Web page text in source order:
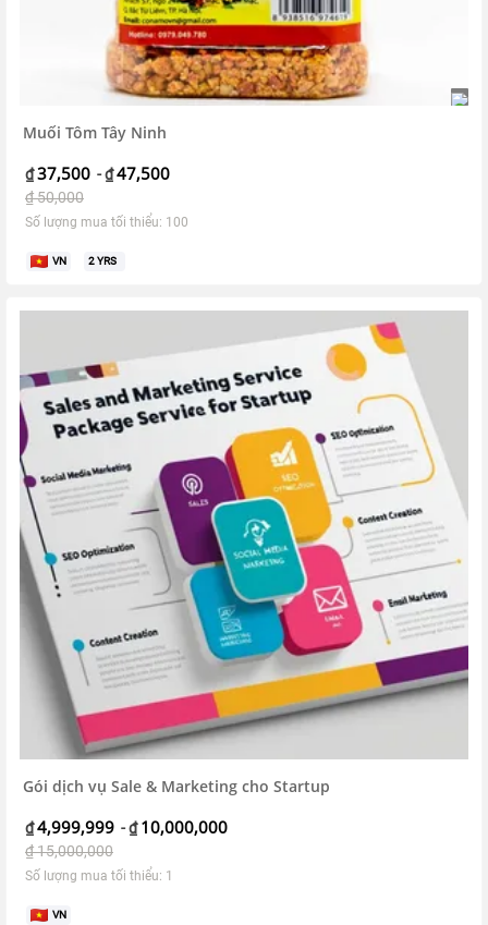
Muối Tôm Tây Ninh
₫37,500 -₫47,500
₫50,000
Số lượng mua tối thiểu: 100
VN 2YRS
Gói dịch vụ Sale & Marketing cho Startup
₫4,999,999 -₫ 10,000,000
₫15,000,000
Số lượng mua tối thiểu: 1
VN